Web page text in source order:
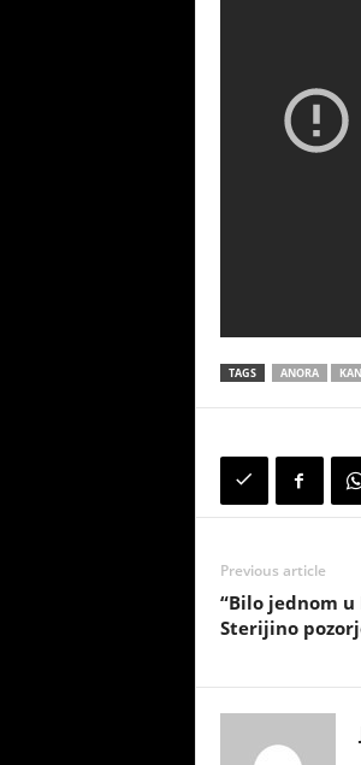
TAGS ANORA
Previous article
“Bilo jеdnom u
Sterijino